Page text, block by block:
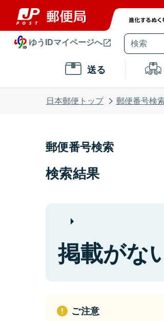
ゆうIDマイページへ
送る
日本郵便トップ 郵便番号検
郵便番号検索
検索結果
掲載がな
ご注意